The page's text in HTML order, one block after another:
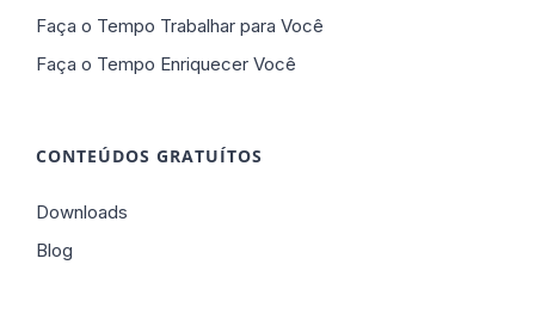
Faça o Tempo Trabalhar para Você
Faça o Tempo Enriquecer Você
CONTEÚDOS GRATUÍTOS
Downloads
Blog